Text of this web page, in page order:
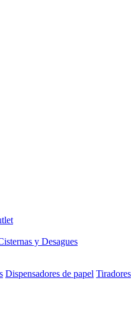
y Desagues
Dispensadores de papel Tiradores